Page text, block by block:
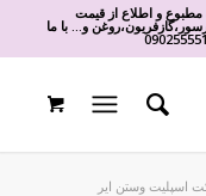
و اطلاع از قیمت
و... با ما
اسپلیت وستن ایر